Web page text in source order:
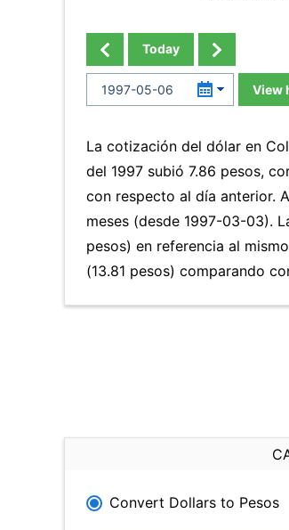
Today
View
La cotización del dólar en
del 1997 subió 7.86 pesos,
con respecto al día anterior.
meses (desde 1997-03-03).
pesos) en referencia al
(13.81 pesos) comparando
Convert Dollars to Pesos